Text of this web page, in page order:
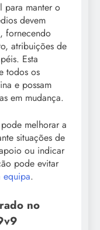
para manter o
devem
fornecendo
atribuições de
Esta
todos os
e possam
em mudança.
melhorar a
situações de
ou indicar
pode evitar
equipa.
no